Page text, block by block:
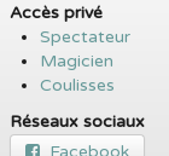
Accès privé
Spectateur
Magicien
Coulisses
Réseaux sociaux
Facebook